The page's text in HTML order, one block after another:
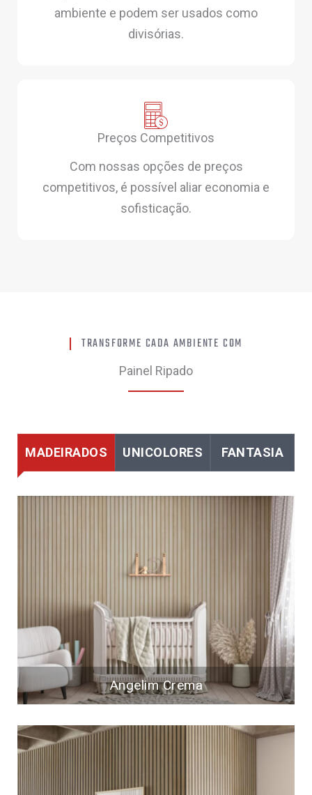
ambiente e podem ser usados como
divisórias.
Preços Competitivos
Com nossas opções de preços
competitivos, é possível aliar economia e
sofisticação.
TRANSFORME CADA AMBIENTE COM
Painel Ripado
MADEIRADOS UNICOLORES FANTASIA
Angelim Crema